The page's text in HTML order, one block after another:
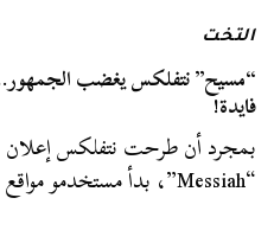
التخت
“مسيح” نتفلكس يغضب
فايدة!
بمجرد أن طرحت نتفلكس إعلان
“Messiah”، بدأ مستخدمو مواقع التواصل…